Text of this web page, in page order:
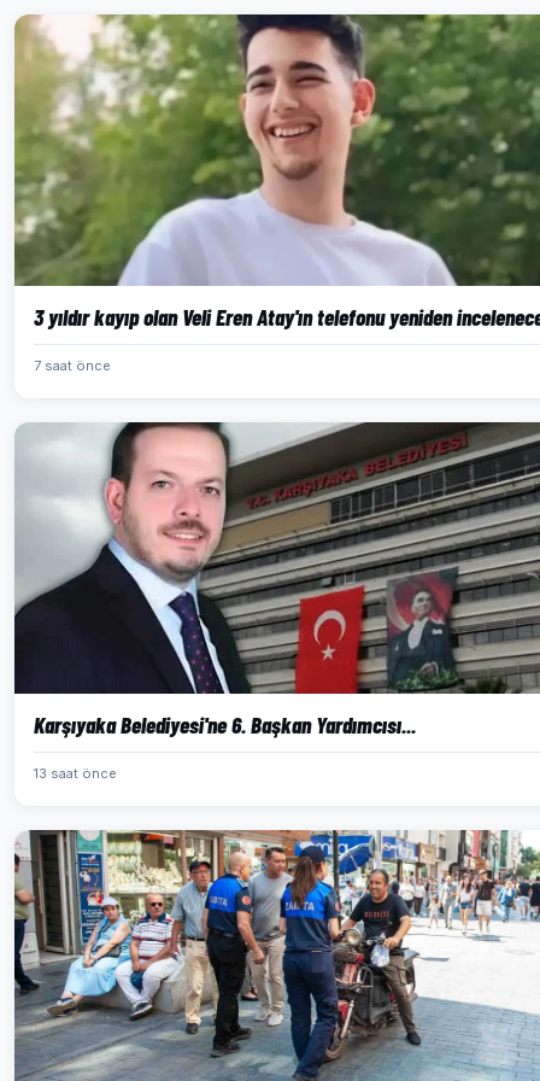
3 yıldır kayıp olan Veli Eren Atay'ın telefonu yeniden
7 saat önce
Karşıyaka Belediyesi'ne 6. Başkan Yardımcısı...
13 saat önce